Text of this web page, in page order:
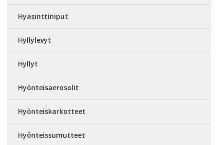
Hyasinttiniput
Hyllylevyt
Hyllyt
Hyönteisaerosolit
Hyönteiskarkotteet
Hyönteissumutteet